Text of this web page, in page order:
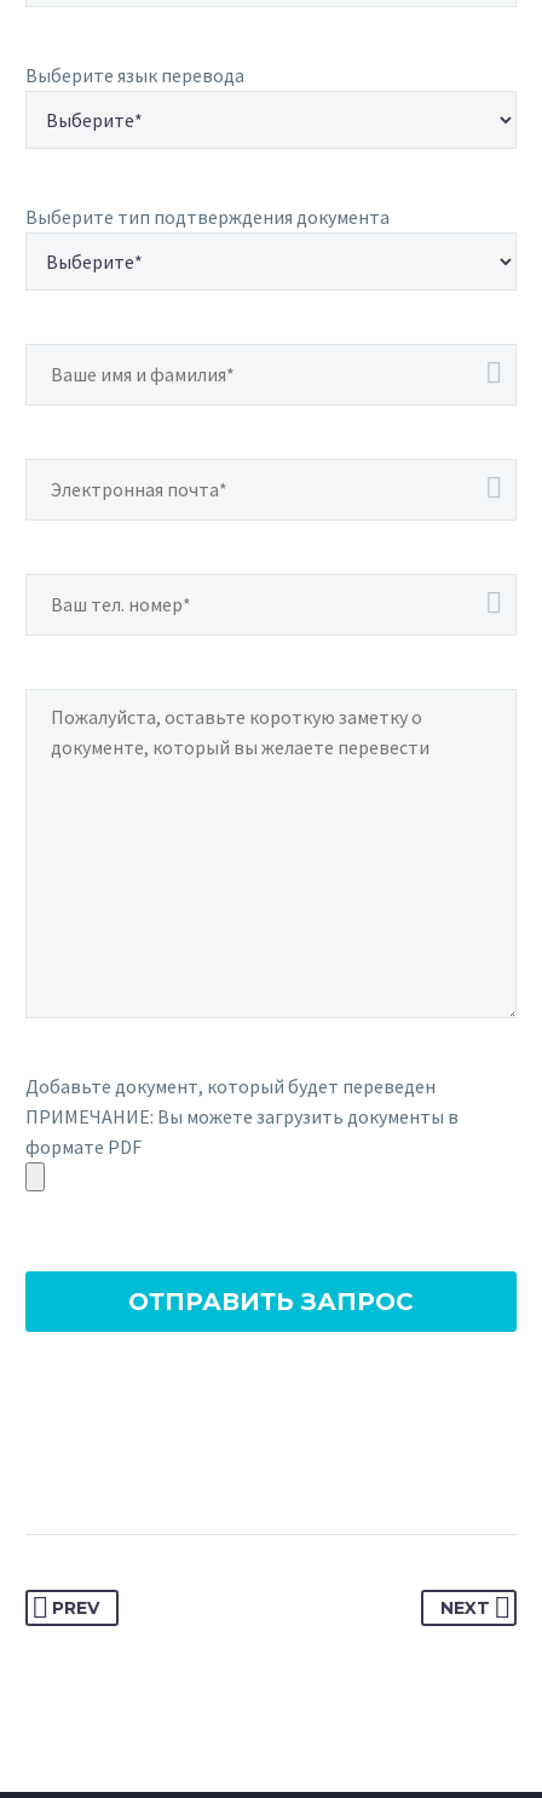
Выберите язык перевода
Выберите тип подтверждения документа
Добавьте документ, который будет переведен
ПРИМЕЧАНИЕ: Вы можете загрузить документы в
формате PDF
PREV NEXT